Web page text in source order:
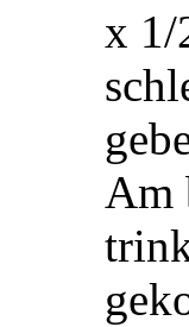
x 1/
Am